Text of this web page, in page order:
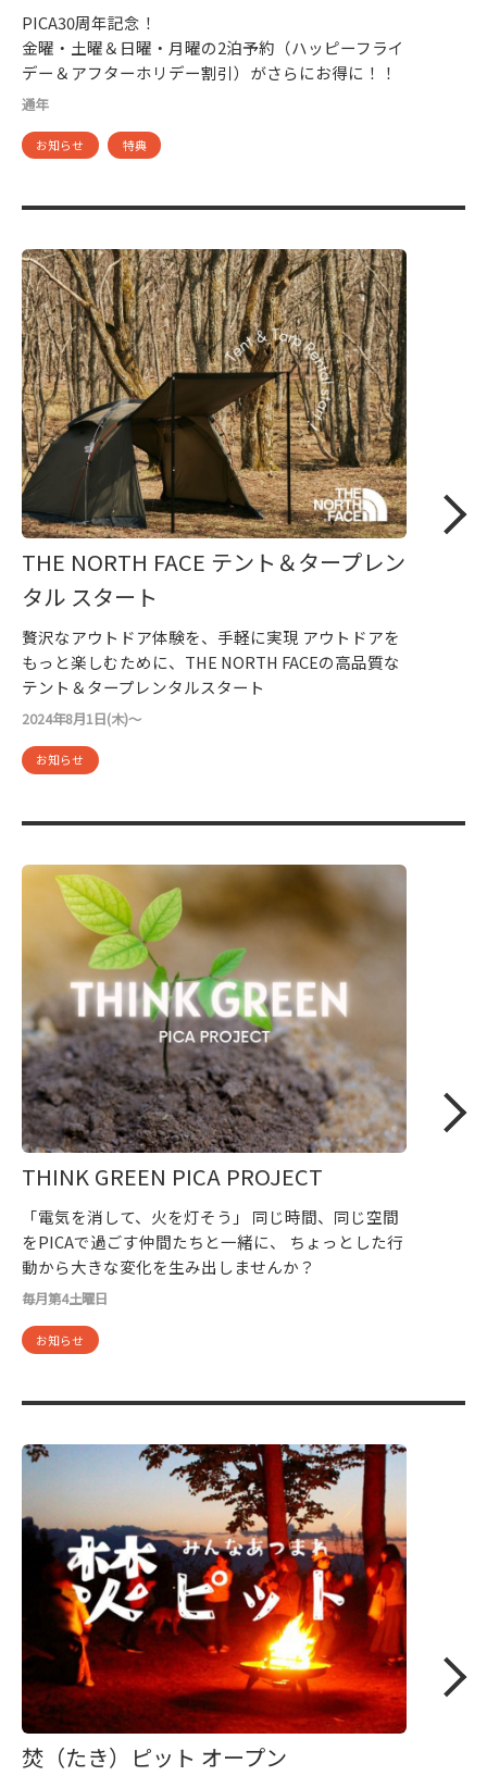
PICA30周年記念！
金曜・土曜＆日曜・月曜の2泊予約（ハッピーフライ
デー＆アフターホリデー割引）がさらにお得に！！
通年
お知らせ 特典
THE NORTH FACE テント＆タープレン
タル スタート
贅沢なアウトドア体験を、手軽に実現 アウトドアを
もっと楽しむために、THE NORTH FACEの高品質な
テント＆タープレンタルスタート
2024年8月1日(木)～
お知らせ
THINK GREEN PICA PROJECT
「電気を消して、火を灯そう」 同じ時間、同じ空間
をPICAで過ごす仲間たちと一緒に、 ちょっとした行
動から大きな変化を生み出しませんか？
毎月第4土曜日
お知らせ
焚（たき）ピット オープン